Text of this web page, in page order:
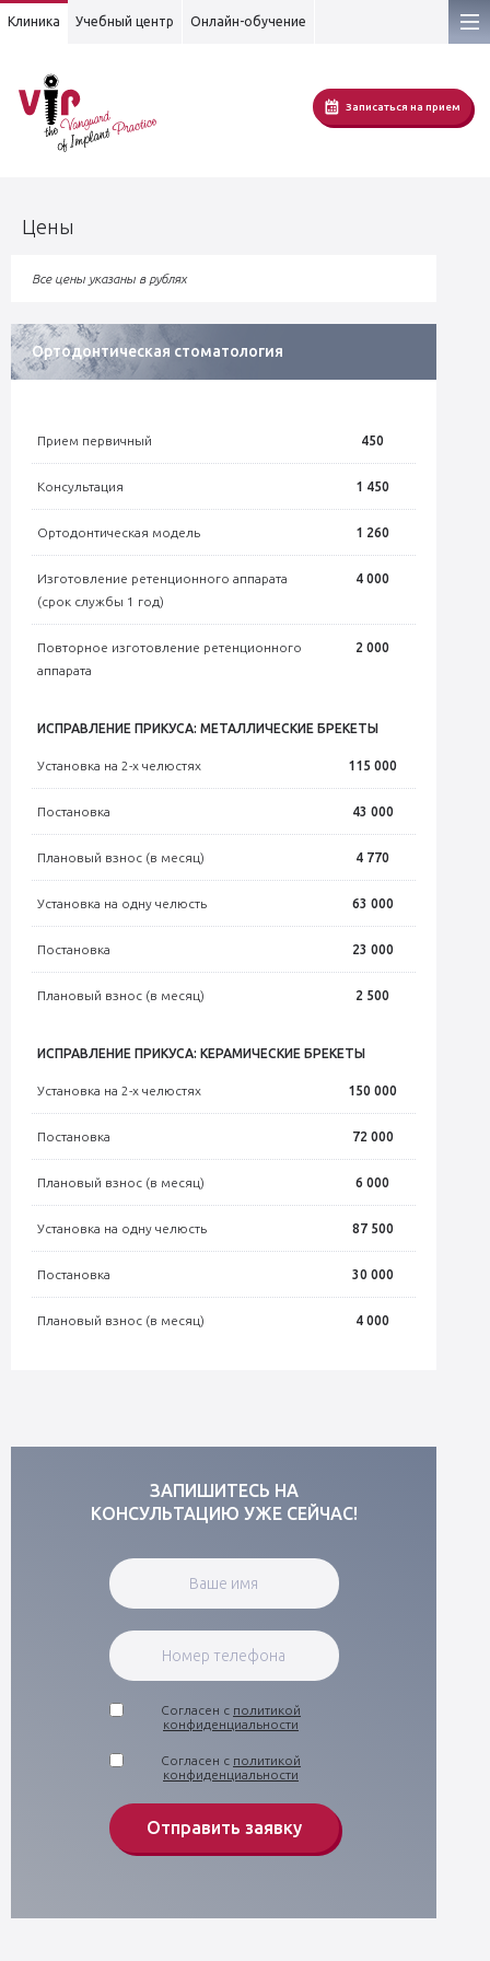
Клиника Учебный центр Онлайн-обучение
Записаться на прием
Цены
ЗАПИШИТЕСЬ НА
КОНСУЛЬТАЦИЮ УЖЕ СЕЙЧАС!
Согласен с политикой
конфиденциальности
Согласен с политикой
конфиденциальности
Отправить заявку
Все цены указаны в рублях
Ортодонтическая стоматология
Прием первичный 450
Консультация 1 450
Ортодонтическая модель 1 260
Изготовление ретенционного аппарата
(срок службы 1 год)
4 000
Повторное изготовление ретенционного
аппарата
2 000
ИСПРАВЛЕНИЕ ПРИКУСА: МЕТАЛЛИЧЕСКИЕ БРЕКЕТЫ
Установка на 2-х челюстях 115 000
Постановка 43 000
Плановый взнос (в месяц) 4 770
Установка на одну челюсть 63 000
Постановка 23 000
Плановый взнос (в месяц) 2 500
ИСПРАВЛЕНИЕ ПРИКУСА: КЕРАМИЧЕСКИЕ БРЕКЕТЫ
Установка на 2-х челюстях 150 000
Постановка 72 000
Плановый взнос (в месяц) 6 000
Установка на одну челюсть 87 500
Постановка 30 000
Плановый взнос (в месяц) 4 000